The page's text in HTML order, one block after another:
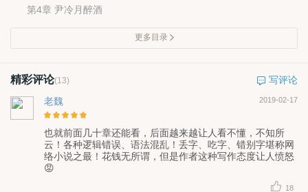
第4章 尹冷月醉酒
更多目录
精彩评论(13)
写评论
老魏
2019-02-17
也就前面几十章还能看，后面越来越让人看不懂，不知所
云！各种逻辑错误、语法混乱！丢字、吃字、错别字堪称网
络小说之最！花钱无所谓，但是作者这种写作态度让人愤怒
😡
18